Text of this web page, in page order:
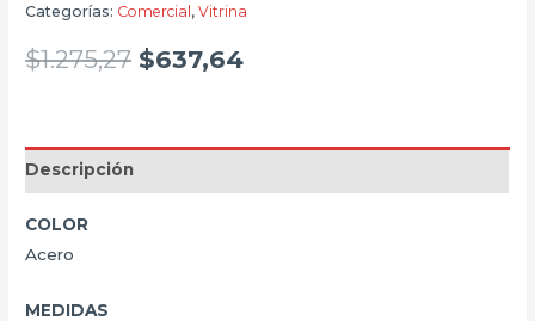
Categorías: Comercial ,Vitrina
$1.275,27 $637,64
Descripción
COLOR
Acero
MEDIDAS